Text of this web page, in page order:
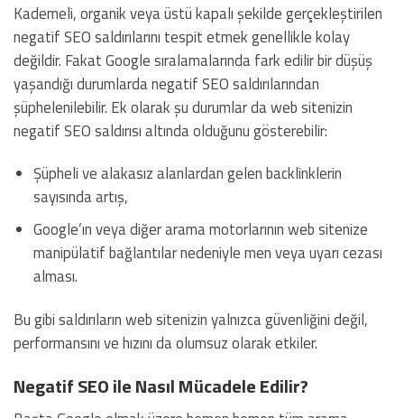
Kademeli, organik veya üstü kapalı şekilde gerçekleştirilen
negatif SEO saldırılarını tespit etmek genellikle kolay
değildir. Fakat Google sıralamalarında fark edilir bir düşüş
yaşandığı durumlarda negatif SEO saldırılarından
şüphelenilebilir. Ek olarak şu durumlar da web sitenizin
negatif SEO saldırısı altında olduğunu gösterebilir:
Şüpheli ve alakasız alanlardan gelen backlinklerin
sayısında artış,
Google’ın veya diğer arama motorlarının web sitenize
manipülatif bağlantılar nedeniyle men veya uyarı cezası
alması.
Bu gibi saldırıların web sitenizin yalnızca güvenliğini değil,
performansını ve hızını da olumsuz olarak etkiler.
Negatif SEO ile Nasıl Mücadele Edilir?